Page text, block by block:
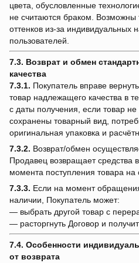
цвета, обусловленные
не считаются браком. Возможны
оттенков из-за индивидуальных
пользователей.
7.3. Возврат и обмен
качества
7.3.1. Покупатель вправе
товар надлежащего качества в
с даты получения, если товар
сохранены товарный вид,
оригинальная упаковка и
7.3.2. Возврат/обмен
Продавец возвращает средства
момента поступления товара на
7.3.3. Если на момент
наличии, Покупатель может:
— выбрать другой товар с
— расторгнуть Договор и
7.4. Особенности
от возврата